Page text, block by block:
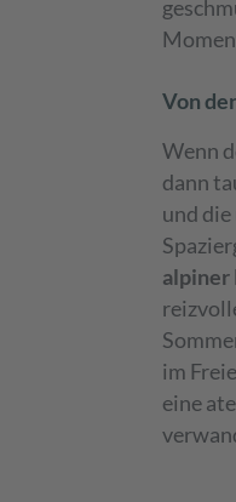
Von
Wenn
dann
und
alpiner
im
eine